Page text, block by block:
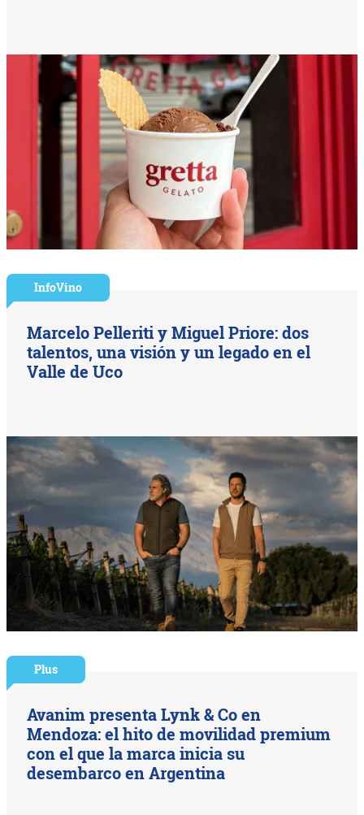
InfoVino
Marcelo Pelleriti y Miguel Priore: dos
talentos, una visión y un legado en el
Valle de Uco
Plus
Avanim presenta Lynk & Co en
Mendoza: el hito de movilidad premium
con el que la marca inicia su
desembarco en Argentina